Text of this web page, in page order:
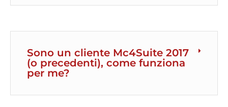
Sono un cliente Mc4Suite 2017
(o precedenti), come funziona
per me?